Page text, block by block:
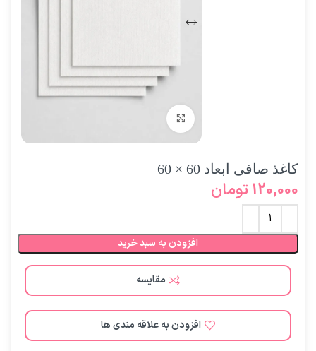
کاغذ صافی ابعاد 60 × 60
120,000تومان
افزودن به سبد خرید
مقایسه
افزودن به علاقه مندی ها